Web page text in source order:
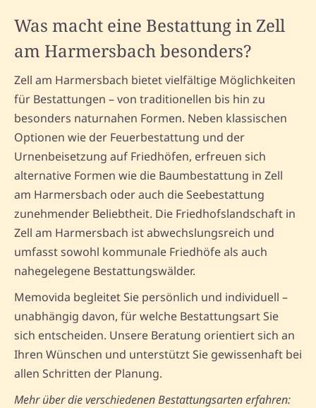
Was macht eine Bestattung in Zell
am Harmersbach besonders?
Zell am Harmersbach bietet vielfältige Möglichkeiten
für Bestattungen – von traditionellen bis hin zu
besonders naturnahen Formen. Neben klassischen
Optionen wie der Feuerbestattung und der
Urnenbeisetzung auf Friedhöfen, erfreuen sich
alternative Formen wie die Baumbestattung in Zell
am Harmersbach oder auch die Seebestattung
zunehmender Beliebtheit. Die Friedhofslandschaft in
Zell am Harmersbach ist abwechslungsreich und
umfasst sowohl kommunale Friedhöfe als auch
nahegelegene Bestattungswälder.
Memovida begleitet Sie persönlich und individuell –
unabhängig davon, für welche Bestattungsart Sie
sich entscheiden. Unsere Beratung orientiert sich an
Ihren Wünschen und unterstützt Sie gewissenhaft bei
allen Schritten der Planung.
Mehr über die verschiedenen Bestattungsarten erfahren: